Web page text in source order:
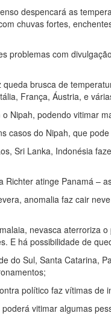
despencará as
chuvas fortes,
problemas com
brusca de
França, Áustria, e
Nipah, podendo vitimar
casos do Nipah, que
Sri Lanka, Indonésia
Richter atinge Panamá –
anomalia faz cair
nevasca aterroriza
E há possibilidade de
do Sul, Santa Catarina,
político faz vítimas de
vitimar algumas